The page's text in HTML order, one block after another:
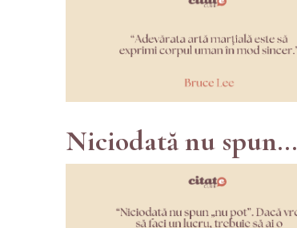
Niciodată nu spun...